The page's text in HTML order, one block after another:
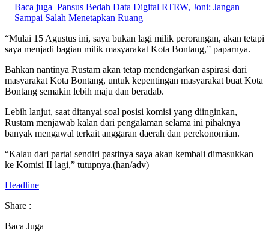
Baca juga Pansus Bedah Data Digital RTRW, Joni: Jangan
Sampai Salah Menetapkan Ruang
“Mulai 15 Agustus ini, saya bukan lagi milik perorangan, akan tetapi
saya menjadi bagian milik masyarakat Kota Bontang,” paparnya.
Bahkan nantinya Rustam akan tetap mendengarkan aspirasi dari
masyarakat Kota Bontang, untuk kepentingan masyarakat buat Kota
Bontang semakin lebih maju dan beradab.
Lebih lanjut, saat ditanyai soal posisi komisi yang diinginkan,
Rustam menjawab kalan dari pengalaman selama ini pihaknya
banyak mengawal terkait anggaran daerah dan perekonomian.
“Kalau dari partai sendiri pastinya saya akan kembali dimasukkan
ke Komisi II lagi,” tutupnya.(han/adv)
Headline
Share :
Baca Juga